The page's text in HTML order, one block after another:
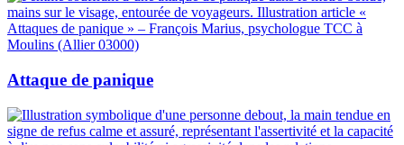
Attaque de panique